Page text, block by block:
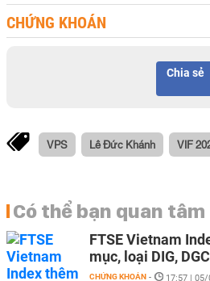
CHỨNG KHOÁN
Chia sẻ
VPS Lê Đức Khánh VIF
Có thể bạn quan tâm
FTSE Vietnam
mục, loại DIG,
CHỨNG KHOÁN - 17:57 |